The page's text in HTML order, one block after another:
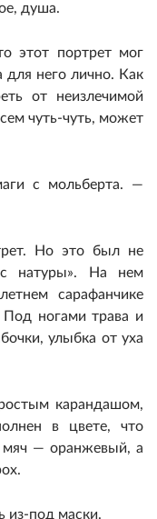
душа.
этот портрет мог
для него лично. Как
от неизлечимой
чуть-чуть, может
с мольберта. —
Но это был не
натуры». На нем
сарафанчике
ногами трава и
улыбка от уха
карандашом,
в цвете, что
мяч — оранжевый, а
из-под маски.